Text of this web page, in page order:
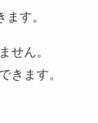
す。
せん。
きます。